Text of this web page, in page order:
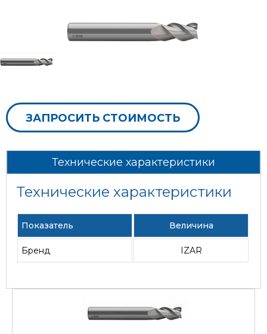
ЗАПРОСИТЬ СТОИМОСТЬ
Технические характеристики
Технические характеристики
Показатель Величина
Бренд IZAR